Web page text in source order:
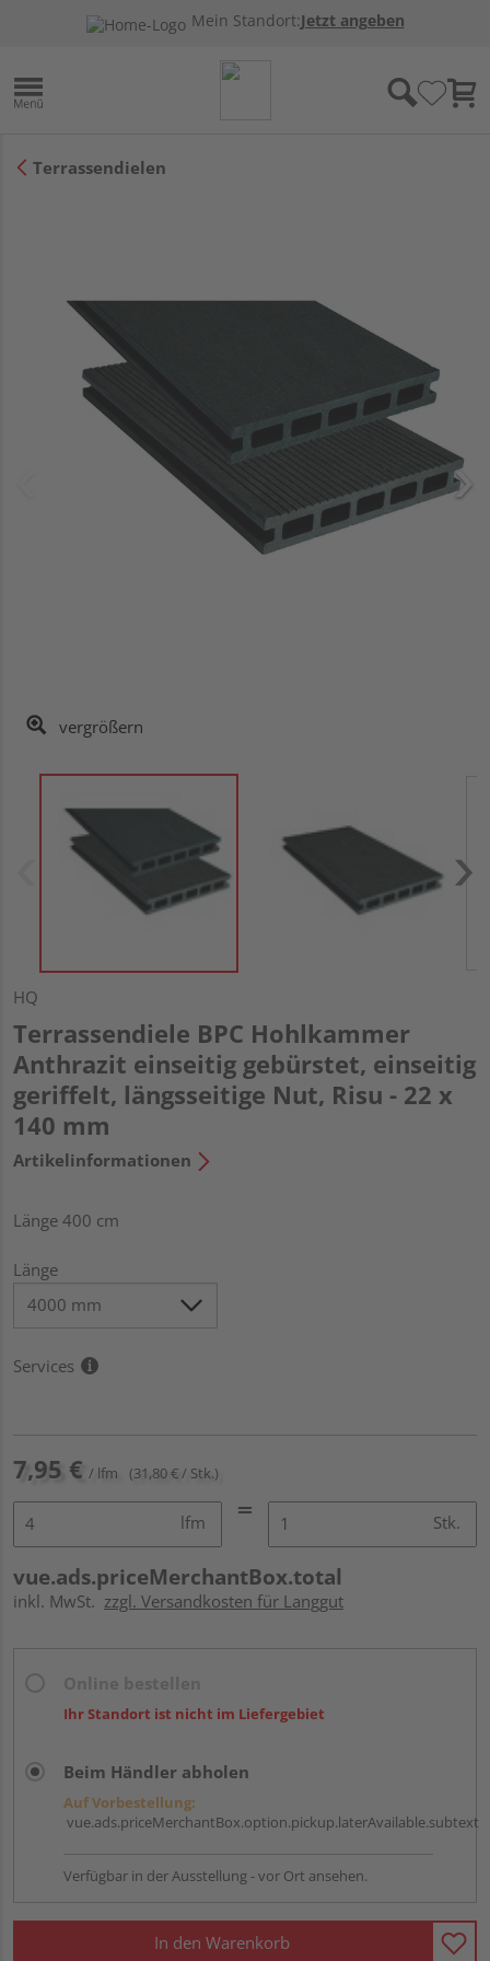
Mein Standort:Jetzt angeben
Terrassendielen
vergrößern
HQ
Terrassendiele BPC Hohlkammer
Anthrazit einseitig gebürstet, einseitig
geriffelt, längsseitige Nut, Risu - 22 x
140 mm
Artikelinformationen
Länge 400 cm
Länge
Services
7,95 € / lfm (31,80 € / Stk.)
lfm Stk.
vue.ads.priceMerchantBox.total
inkl. MwSt. zzgl. Versandkosten für Langgut
Ihr Standort ist nicht im Liefergebiet
Beim Händler abholen
Auf Vorbestellung:
vue.ads.priceMerchantBox.option.pickup.laterAvailable.subtext
Verfügbar in der Ausstellung - vor Ort ansehen.
In den Warenkorb